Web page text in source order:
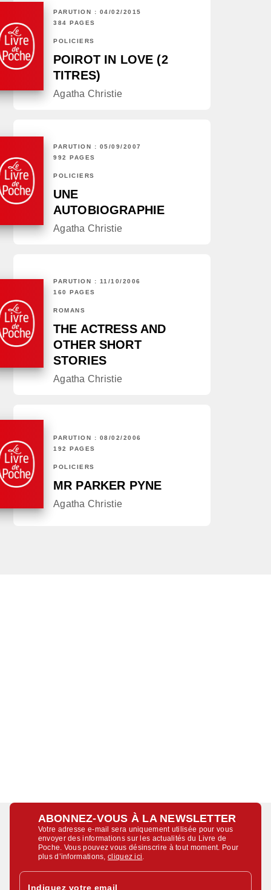
PARUTION : 04/02/2015
384 PAGES
POLICIERS
POIROT IN LOVE (2
TITRES)
Agatha Christie
PARUTION : 05/09/2007
992 PAGES
POLICIERS
UNE
AUTOBIOGRAPHIE
Agatha Christie
PARUTION : 11/10/2006
160 PAGES
ROMANS
THE ACTRESS AND
OTHER SHORT
STORIES
Agatha Christie
PARUTION : 08/02/2006
192 PAGES
POLICIERS
MR PARKER PYNE
Agatha Christie
ABONNEZ-VOUS À LA NEWSLETTER
Votre adresse e-mail sera uniquement utilisée pour vous
envoyer des informations sur les actualités du Livre de
Poche. Vous pouvez vous désinscrire à tout moment. Pour
plus d’informations,cliquez ici.
Indiquez votre email